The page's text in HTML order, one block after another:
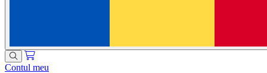
Contul meu